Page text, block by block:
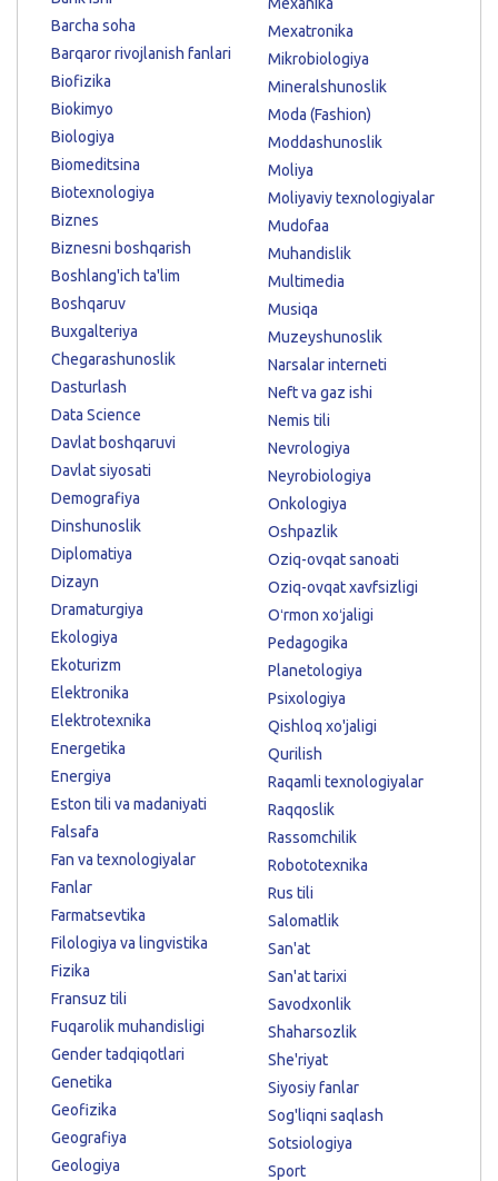
Barcha soha
Barqaror rivojlanish fanlari
Biofizika
Biokimyo
Biologiya
Biomeditsina
Biotexnologiya
Biznes
Biznesni boshqarish
Boshlang'ich ta'lim
Boshqaruv
Buxgalteriya
Chegarashunoslik
Dasturlash
Data Science
Davlat boshqaruvi
Davlat siyosati
Demografiya
Dinshunoslik
Diplomatiya
Dizayn
Dramaturgiya
Ekologiya
Ekoturizm
Elektronika
Elektrotexnika
Energetika
Energiya
Eston tili va madaniyati
Falsafa
Fan va texnologiyalar
Fanlar
Farmatsevtika
Filologiya va lingvistika
Fizika
Fransuz tili
Fuqarolik muhandisligi
Gender tadqiqotlari
Genetika
Geofizika
Geografiya
Geologiya
Mexatronika
Mikrobiologiya
Mineralshunoslik
Moda (Fashion)
Moddashunoslik
Moliya
Moliyaviy texnologiyalar
Mudofaa
Muhandislik
Multimedia
Musiqa
Muzeyshunoslik
Narsalar interneti
Neft va gaz ishi
Nemis tili
Nevrologiya
Neyrobiologiya
Onkologiya
Oshpazlik
Oziq-ovqat sanoati
Oziq-ovqat xavfsizligi
Oʻrmon xoʻjaligi
Pedagogika
Planetologiya
Psixologiya
Qishloq xo'jaligi
Qurilish
Raqamli texnologiyalar
Raqqoslik
Rassomchilik
Robototexnika
Rus tili
Salomatlik
San'at
San'at tarixi
Savodxonlik
Shaharsozlik
She'riyat
Siyosiy fanlar
Sog'liqni saqlash
Sotsiologiya
Sport